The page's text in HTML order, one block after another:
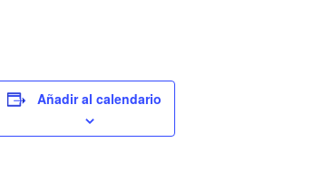
Añadir al calendario